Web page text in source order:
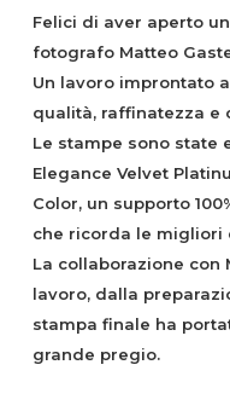
Felici di aver aperto
fotografo Matteo
Un lavoro improntato
qualità, raffinatezza e
Le stampe sono state
Elegance Velvet
Color, un supporto
che ricorda le migliori
La collaborazione con
lavoro, dalla
stampa finale ha
grande pregio.